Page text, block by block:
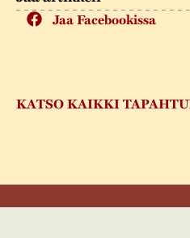
Jaa Facebookissa
KATSO KAIKKI